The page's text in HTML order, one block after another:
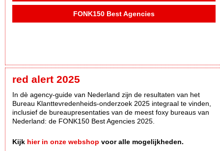
FONK150 Best Agencies
red alert 2025
In dè agency-guide van Nederland zijn de resultaten van het
Bureau Klanttevredenheids-onderzoek 2025 integraal te vinden,
inclusief de bureaupresentaties van de meest foxy bureaus van
Nederland: de FONK150 Best Agencies 2025.
Kijk hier in onze webshop voor alle mogelijkheden.